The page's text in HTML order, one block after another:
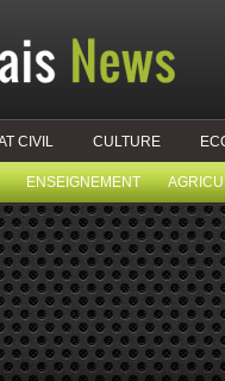
CIVIL CULTURE
ENSEIGNEMENT